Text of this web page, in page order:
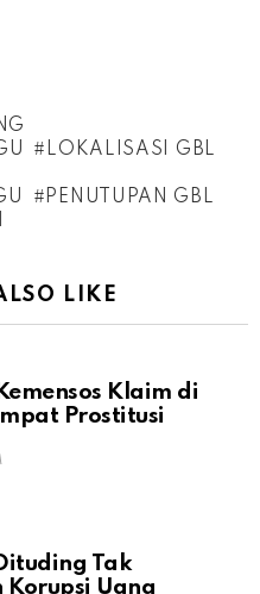
LOKALISASI GBL
PENUTUPAN GBL
LIKE
Klaim di
Prostitusi
Tak
Korupsi Uang